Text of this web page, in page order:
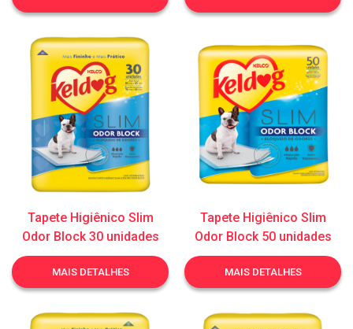
Tapete Higiênico Slim
Odor Block 30 unidades
MAIS DETALHES
Tapete Higiênico Slim
Odor Block 50 unidades
MAIS DETALHES